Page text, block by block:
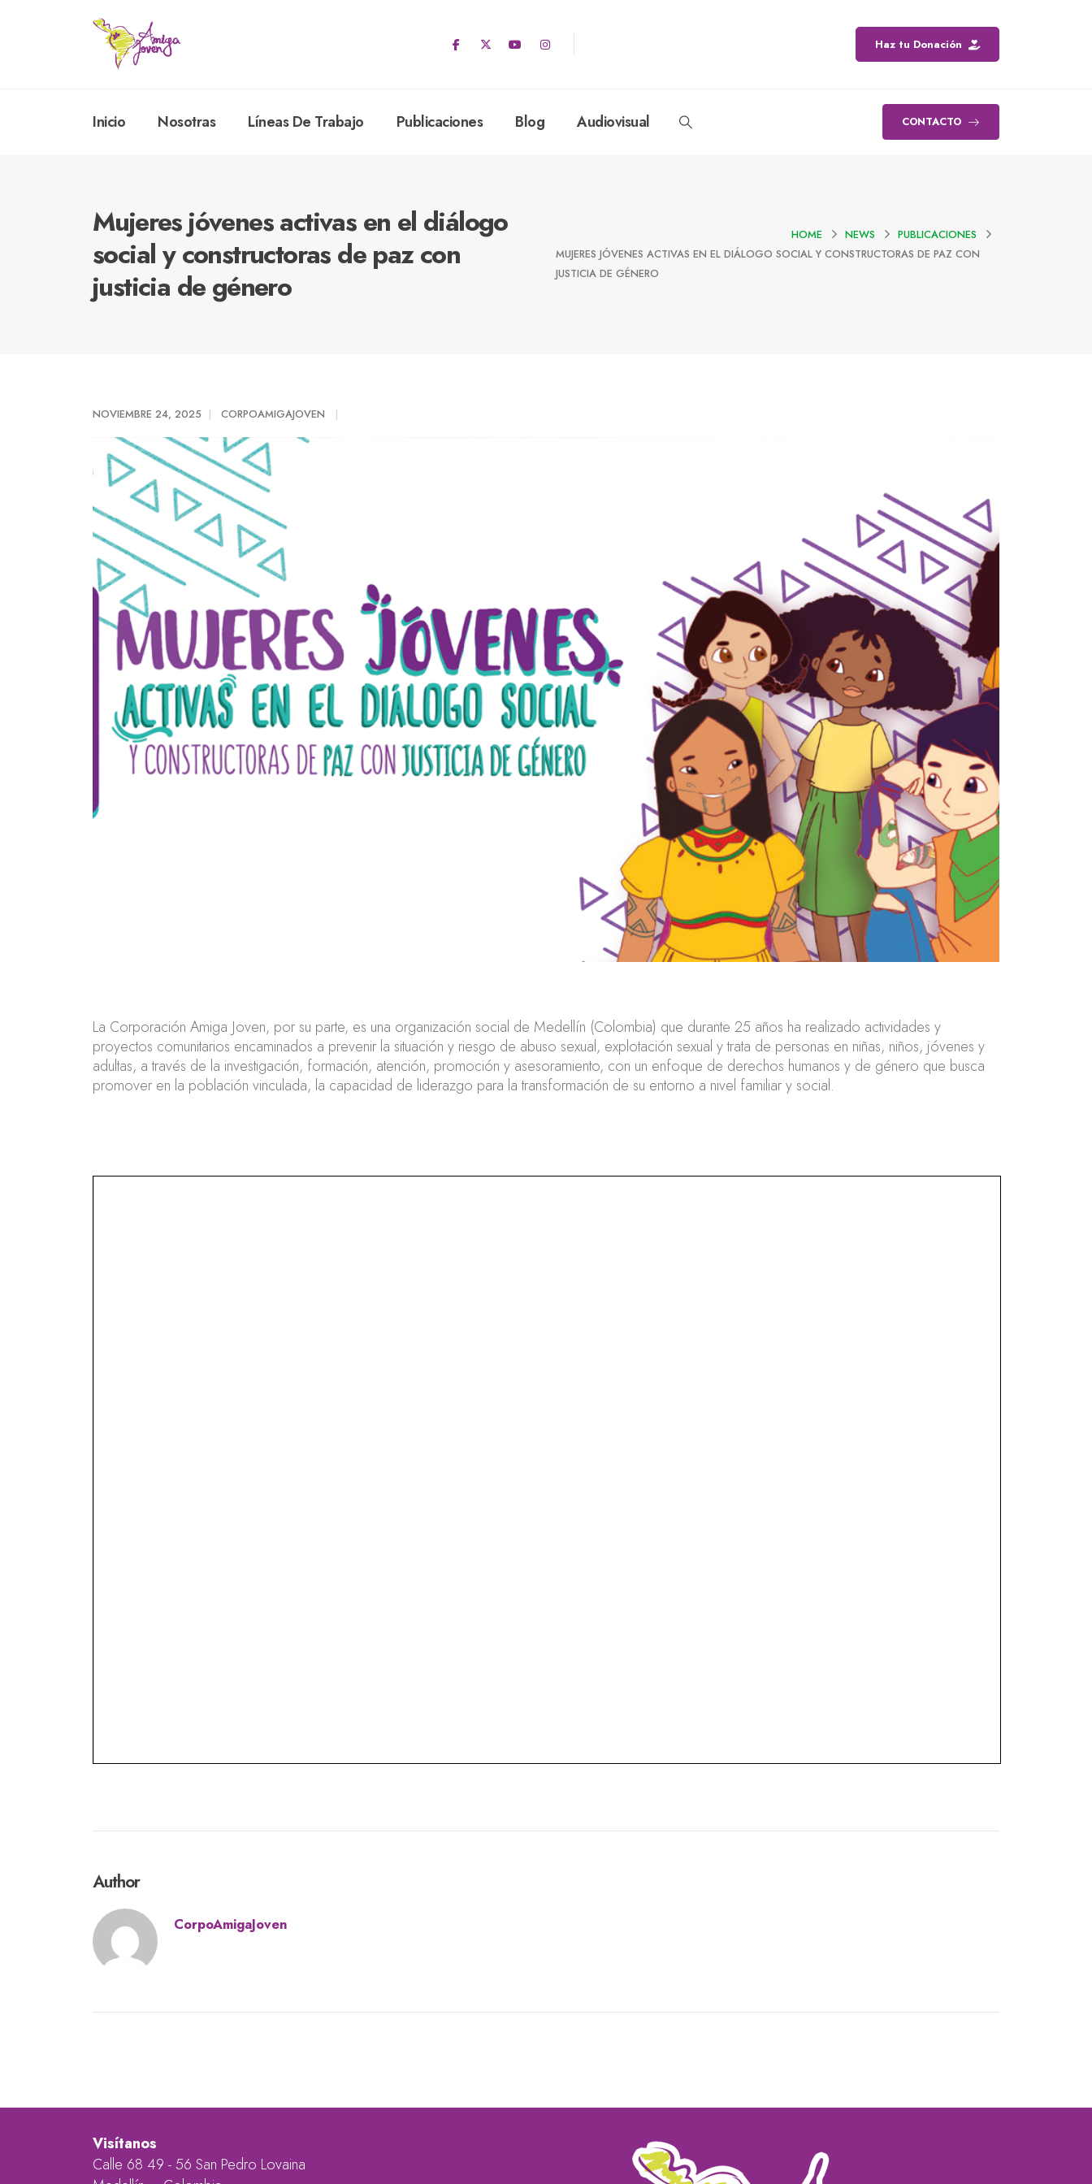
Haz tu Donación
Inicio Nosotras Líneas De Trabajo Publicaciones Blog Audiovisual CONTACTO
Mujeres jóvenes activas en el diálogo
social y constructoras de paz con
justicia de género
HOME NEWS
PUBLICACIONES
MUJERES JÓVENES ACTIVAS EN EL DIÁLOGO SOCIAL Y CONSTRUCTORAS DE PAZ CON
JUSTICIA DE GÉNERO
NOVIEMBRE 24, 2025 CORPOAMIGAJOVEN
La Corporación Amiga Joven, por su parte, es una organización social de Medellín (Colombia) que durante 25 años ha realizado actividades y
proyectos comunitarios encaminados a prevenir la situación y riesgo de abuso sexual, explotación sexual y trata de personas en niñas, niños, jóvenes y
adultas, a través de la investigación, formación, atención, promoción y asesoramiento, con un enfoque de derechos humanos y de género que busca
promover en la población vinculada, la capacidad de liderazgo para la transformación de su entorno a nivel familiar y social.
Author
CorpoAmigaJoven
Visítanos
Calle 68 49 - 56 San Pedro Lovaina